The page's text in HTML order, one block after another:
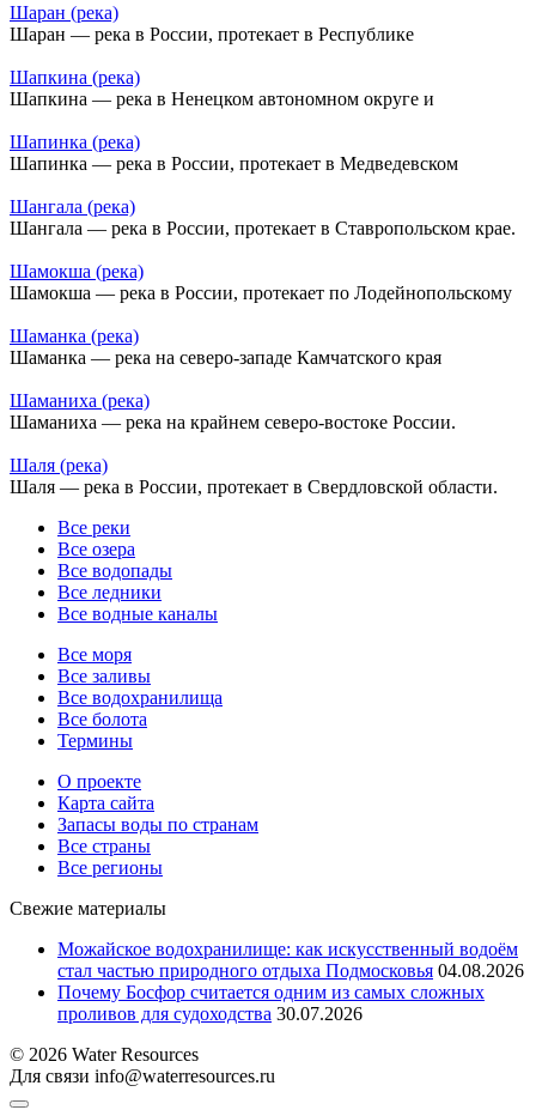
Шаран (река)
Шаран — река в России, протекает в Республике
Шапкина (река)
Шапкина — река в Ненецком автономном округе и
Шапинка (река)
Шапинка — река в России, протекает в Медведевском
Шангала (река)
Шангала — река в России, протекает в Ставропольском крае.
Шамокша (река)
Шамокша — река в России, протекает по Лодейнопольскому
Шаманка (река)
Шаманка — река на северо-западе Камчатского края
Шаманиха (река)
Шаманиха — река на крайнем северо-востоке России.
Шаля (река)
Шаля — река в России, протекает в Свердловской области.
Все реки
Все озера
Все водопады
Все ледники
Все водные каналы
Все моря
Все заливы
Все водохранилища
Все болота
Термины
О проекте
Карта сайта
Запасы воды по странам
Все страны
Все регионы
Свежие материалы
Можайское водохранилище: как искусственный водоём
стал частью природного отдыха Подмосковья 04.08.2026
Почему Босфор считается одним из самых сложных
проливов для судоходства 30.07.2026
© 2026 Water Resources
Для связи info@waterresources.ru